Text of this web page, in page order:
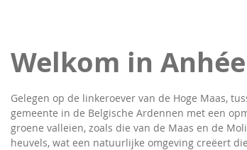
Welkom in Anhée
Gelegen op de linkeroever van de Hoge Maas,
gemeente in de Belgische Ardennen met een
groene valleien, zoals die van de Maas en de
heuvels, wat een natuurlijke omgeving creëert